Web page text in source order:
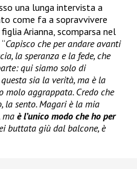
una lunga intervista a
come fa a sopravvivere
Arianna, scomparsa nel
Capisco che per andare avanti
la speranza e la fede, che
qui siamo solo di
sia la verità, ma è la
molo aggrappata. Credo che
la sento. Magari è la mia
ma è l’unico modo che ho per
buttata giù dal balcone, è